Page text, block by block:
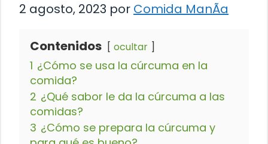
2 agosto, 2023 por Comida ManÃ­a
Contenidos ocultar
1 ¿Cómo se usa la cúrcuma en la
comida?
2 ¿Qué sabor le da la cúrcuma a las
comidas?
3 ¿Cómo se prepara la cúrcuma y